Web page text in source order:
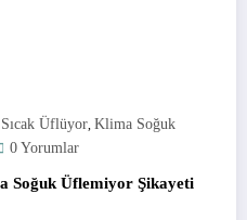
Üflüyor Klima Soğuk
0 Yorumlar
Soğuk Üflemiyor Şikayeti